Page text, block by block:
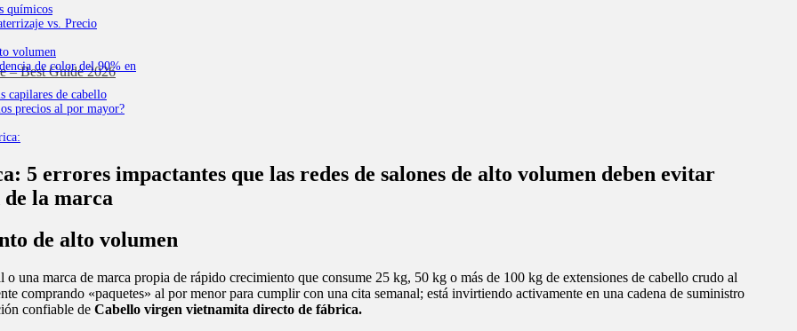
– Best Guide 2026
químicos
vs. Precio
volumen
de color del 90% en
capilares de cabello
precios al por mayor?
5 errores impactantes que las redes de salones de alto volumen deben evitar
la marca
de alto volumen
una marca de marca propia de rápido crecimiento que consume 25 kg, 50 kg o más de 100 kg de extensiones de cabello crudo al
comprando «paquetes» al por menor para cumplir con una cita semanal; está invirtiendo activamente en una cadena de suministro
confiable de Cabello virgen vietnamita directo de fábrica.